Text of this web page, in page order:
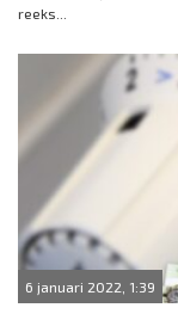
reeks...
6 januari 2022, 1:39